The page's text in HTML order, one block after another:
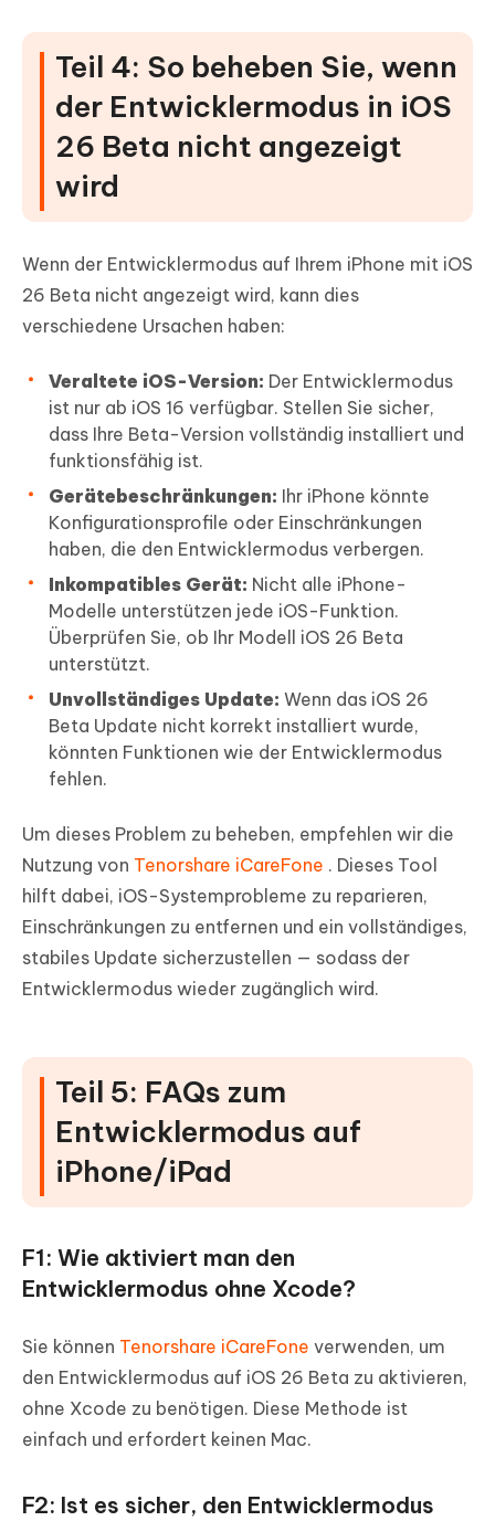
Teil 4: So beheben Sie, wenn
der Entwicklermodus in iOS
26 Beta nicht angezeigt
wird
Wenn der Entwicklermodus auf Ihrem iPhone mit iOS
26 Beta nicht angezeigt wird, kann dies
verschiedene Ursachen haben:
Veraltete iOS-Version: Der Entwicklermodus
ist nur ab iOS 16 verfügbar. Stellen Sie sicher,
dass Ihre Beta-Version vollständig installiert und
funktionsfähig ist.
Gerätebeschränkungen: Ihr iPhone könnte
Konfigurationsprofile oder Einschränkungen
haben, die den Entwicklermodus verbergen.
Inkompatibles Gerät: Nicht alle iPhone-
Modelle unterstützen jede iOS-Funktion.
Überprüfen Sie, ob Ihr Modell iOS 26 Beta
unterstützt.
Unvollständiges Update: Wenn das iOS 26
Beta Update nicht korrekt installiert wurde,
könnten Funktionen wie der Entwicklermodus
fehlen.
Um dieses Problem zu beheben, empfehlen wir die
Nutzung von Tenorshare iCareFone . Dieses Tool
hilft dabei, iOS-Systemprobleme zu reparieren,
Einschränkungen zu entfernen und ein vollständiges,
stabiles Update sicherzustellen — sodass der
Entwicklermodus wieder zugänglich wird.
Teil 5: FAQs zum
Entwicklermodus auf
iPhone/iPad
F1: Wie aktiviert man den
Entwicklermodus ohne Xcode?
Sie können Tenorshare iCareFone verwenden, um
den Entwicklermodus auf iOS 26 Beta zu aktivieren,
ohne Xcode zu benötigen. Diese Methode ist
einfach und erfordert keinen Mac.
F2: Ist es sicher, den Entwicklermodus